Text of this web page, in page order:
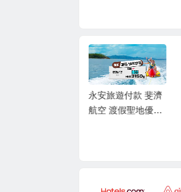
永安旅遊付款 斐濟
航空 渡假聖地優